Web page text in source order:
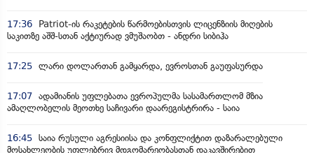
17:36
Patriot-ის რაკეტების წარმოებისთვის ლიცენზიის მიღების
საკითზე აშშ-სთან აქტიურად ვმუშაობთ - ანდრი სიბიჰა
17:25 ლარი დოლართან გამყარდა, ევროსთან გაუფასურდა
17:07 ადამიანის უფლებათა ევროპულმა სასამართლომ მზია
ამაღლობელის მეოთხე საჩივარი დაარეგისტრირა - საია
16:45 საია რუსული აგრესიისა და კონფლიქტით დაზარალებული
მოსახლეობის უფლებრივ მდგომარეობასთან დაკავშირებით